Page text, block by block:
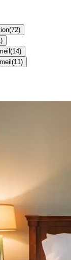
(72)
)
(14)
(11 )